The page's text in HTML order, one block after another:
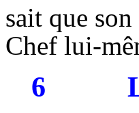
sait que
Chef lui-
6